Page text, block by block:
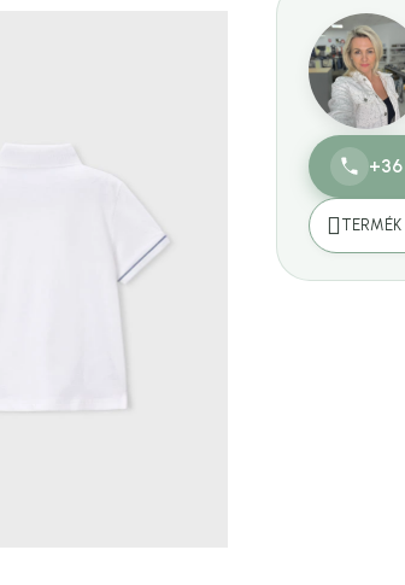
TERMÉK